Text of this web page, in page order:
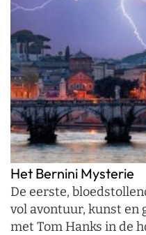
Het Bernini Mysterie
De eerste,
vol avontuur, kunst en
met Tom Hanks in de